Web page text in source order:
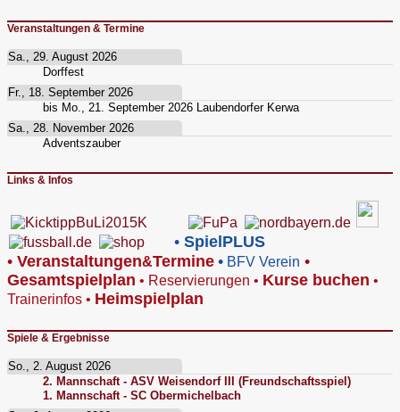
Veranstaltungen & Termine
Sa., 29. August 2026
Dorffest
Fr., 18. September 2026
bis Mo., 21. September 2026 Laubendorfer Kerwa
Sa., 28. November 2026
Adventszauber
Links & Infos
• SpielPLUS
• Veranstaltungen&Termine • BFV Verein •
Gesamtspielplan • Reservierungen • Kurse buchen •
Trainerinfos • Heimspielplan
Spiele & Ergebnisse
So., 2. August 2026
2. Mannschaft - ASV Weisendorf III (Freundschaftsspiel)
1. Mannschaft - SC Obermichelbach